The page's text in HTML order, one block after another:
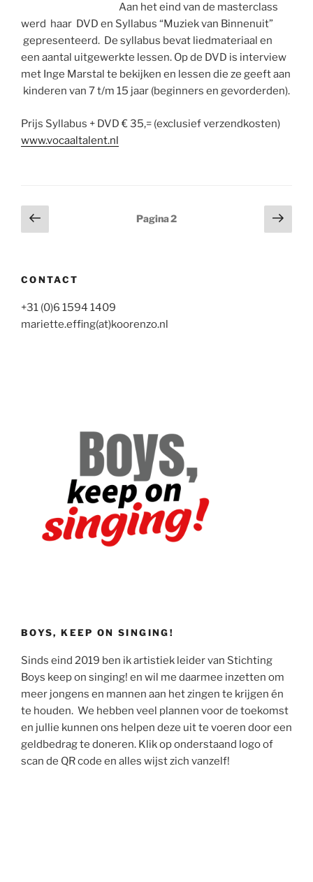
Aan het eind van de masterclass
werd haar DVD en Syllabus “Muziek van Binnenuit”
gepresenteerd. De syllabus bevat liedmateriaal en
een aantal uitgewerkte lessen. Op de DVD is interview
met Inge Marstal te bekijken en lessen die ze geeft aan
kinderen van 7 t/m 15 jaar (beginners en gevorderden).
Prijs Syllabus + DVD € 35,= (exclusief verzendkosten)
www.vocaaltalent.nl
Berichten
paginering
Vorige
pagina
Pagina2
CONTACT
+31 (0)6 1594 1409
mariette.effing(at)koorenzo.nl
BOYS, KEEP ON SINGING!
Sinds eind 2019 ben ik artistiek leider van Stichting
Boys keep on singing! en wil me daarmee inzetten om
meer jongens en mannen aan het zingen te krijgen én
te houden. We hebben veel plannen voor de toekomst
en jullie kunnen ons helpen deze uit te voeren door een
geldbedrag te doneren. Klik op onderstaand logo of
scan de QR code en alles wijst zich vanzelf!